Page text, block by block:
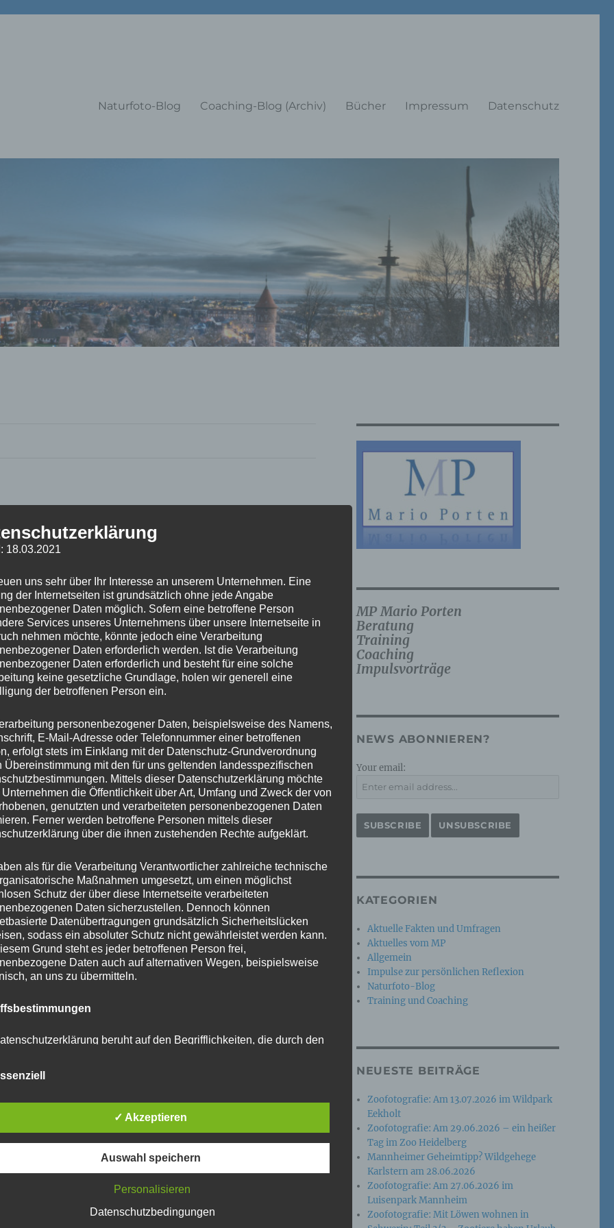
Naturfoto-Blog Coaching-Blog (Archiv) Bücher Impressum Datenschutz
abzugeben.
reduzieren.
MP Mario Porten
Beratung
Training
Coaching
Impulsvorträge
NEWS ABONNIEREN?
Your email:
KATEGORIEN
Aktuelle Fakten und Umfragen
Aktuelles vom MP
Allgemein
Impulse zur persönlichen Reflexion
Naturfoto-Blog
Training und Coaching
NEUESTE BEITRÄGE
Zoofotografie: Am 13.07.2026 im Wildpark
Eekholt
Zoofotografie: Am 29.06.2026 – ein heißer
Tag im Zoo Heidelberg
Mannheimer Geheimtipp? Wildgehege
Karlstern am 28.06.2026
Zoofotografie: Am 27.06.2026 im
Luisenpark Mannheim
Zoofotografie: Mit Löwen wohnen in
18.03.2021
uns sehr über Ihr Interesse an unserem Unternehmen. Eine
der Internetseiten ist grundsätzlich ohne jede Angabe
Daten möglich. Sofern eine betroffene Person
Services unseres Unternehmens über unsere Internetseite in
nehmen möchte, könnte jedoch eine Verarbeitung
Daten erforderlich werden. Ist die Verarbeitung
Daten erforderlich und besteht für eine solche
keine gesetzliche Grundlage, holen wir generell eine
der betroffenen Person ein.
personenbezogener Daten, beispielsweise des Namens,
E-Mail-Adresse oder Telefonnummer einer betroffenen
erfolgt stets im Einklang mit der Datenschutz-Grundverordnung
Übereinstimmung mit den für uns geltenden landesspezifischen
Mittels dieser Datenschutzerklärung möchte
Unternehmen die Öffentlichkeit über Art, Umfang und Zweck der von
genutzten und verarbeiteten personenbezogenen Daten
Ferner werden betroffene Personen mittels dieser
über die ihnen zustehenden Rechte aufgeklärt.
als für die Verarbeitung Verantwortlicher zahlreiche technische
Maßnahmen umgesetzt, um einen möglichst
Schutz der über diese Internetseite verarbeiteten
Daten sicherzustellen. Dennoch können
Datenübertragungen grundsätzlich Sicherheitslücken
sodass ein absoluter Schutz nicht gewährleistet werden kann.
Grund steht es jeder betroffenen Person frei,
Daten auch auf alternativen Wegen, beispielsweise
an uns zu übermitteln.
beruht auf den Begrifflichkeiten, die durch den
Grundverordnung (DS-GVO) verwendet wurden. Unsere
soll sowohl für die Öffentlichkeit als auch für unsere
gewährleisten, möchten wir vorab die verwendeten
in dieser Datenschutzerklärung unter anderem die
✓ Akzeptieren
Auswahl speichern
Personalisieren
Datenschutzbedingungen